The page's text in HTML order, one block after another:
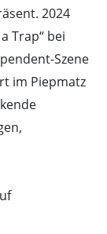
2024
Trap“ bei
Szene
im Piepmatz